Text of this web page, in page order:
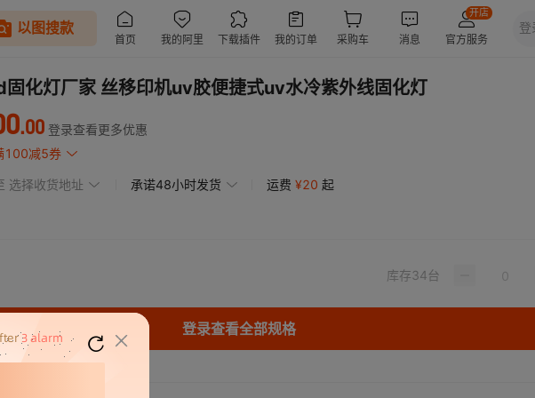
化灯厂家 丝移印机uv胶便捷式uv水冷紫外线固化灯
.00 登录查看更多优惠
100减5券
选择收货地址 承诺48小时发货 运费 ¥20 起
库存34台
登录查看全部规格